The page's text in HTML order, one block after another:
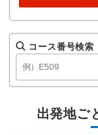
ラ マンチャ
グランカナリア
テネリフェ
ランサローテ
カルモナ
歴史
美術館・博物館
寺社・札所めぐり
音楽・コンサート
祭り・ショー
コース番号検索
出発地ご